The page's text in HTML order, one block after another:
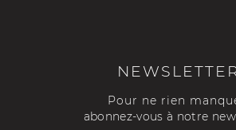
Pour ne rien
abonnez-vous à notre